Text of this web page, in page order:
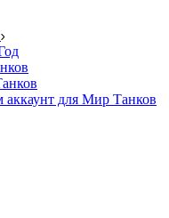
для Мир Танков